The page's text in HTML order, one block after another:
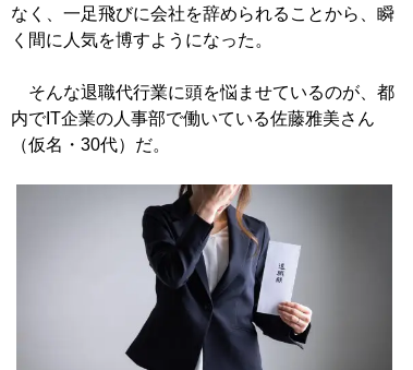
なく、一足飛びに会社を辞められることから、瞬
く間に人気を博すようになった。
そんな退職代行業に頭を悩ませているのが、都
内でIT企業の人事部で働いている佐藤雅美さん
（仮名・30代）だ。